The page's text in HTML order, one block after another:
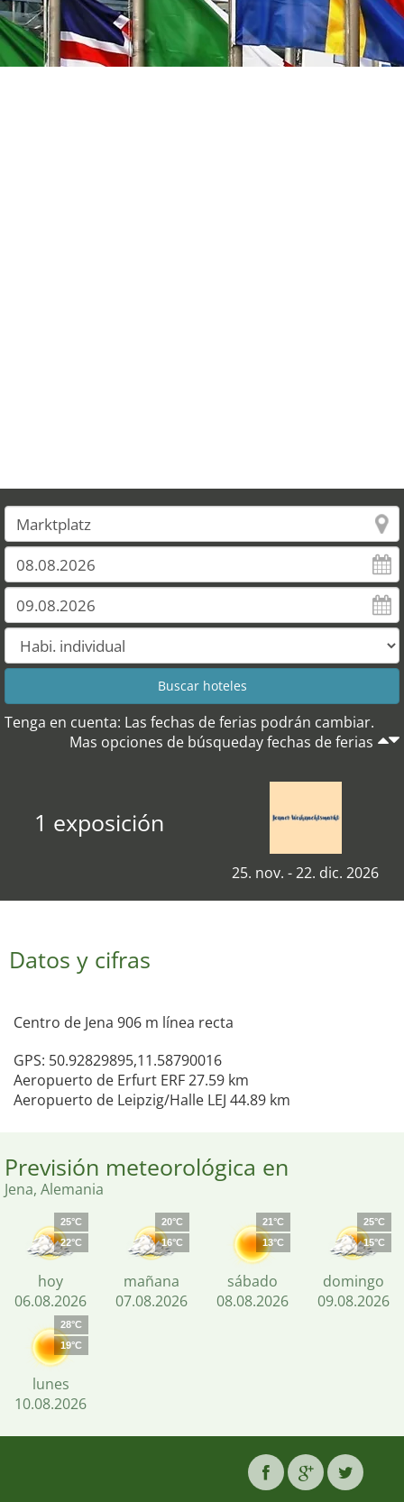
Tenga en cuenta: Las fechas de ferias podrán cambiar.
Mas opciones de búsqueday fechas de ferias
1 exposición
25. nov. - 22. dic. 2026
Datos y cifras
Centro de Jena 906 m línea recta
GPS: 50.92829895,11.58790016
Aeropuerto de Erfurt ERF 27.59 km
Aeropuerto de Leipzig/Halle LEJ 44.89 km
Previsión meteorológica en
Jena, Alemania
25°C
22°C
hoy
06.08.2026
20°C
16°C
mañana
07.08.2026
21°C
13°C
sábado
08.08.2026
25°C
15°C
domingo
09.08.2026
28°C
19°C
lunes
10.08.2026